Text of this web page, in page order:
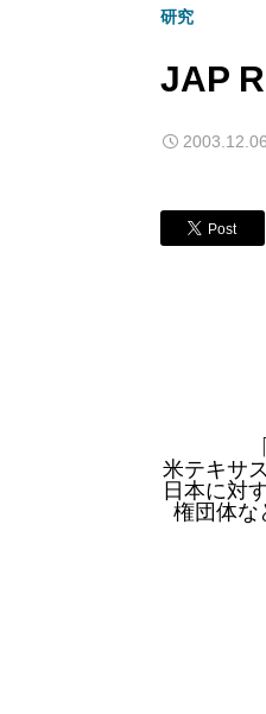
研究
JAP
2003.12.06
Post
米テキサ
日本に対
権団体な